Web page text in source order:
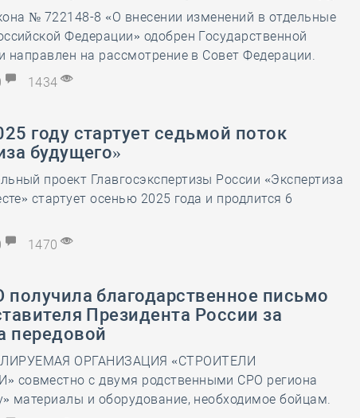
28 мая-День
№ 722148-8 «О внесении изменений в отдельные
Федерации» одобрен Государственной
направлен на рассмотрение в Совет Федерации.
1434
году стартует седьмой поток
будущего»
проект Главгосэкспертизы России «Экспертиза
стартует осенью 2025 года и продлится 6
1470
благодарственное письмо
Президента России за
передовой
ОРГАНИЗАЦИЯ «СТРОИТЕЛИ
с двумя родственными СРО региона
материалы и оборудование, необходимое бойцам.